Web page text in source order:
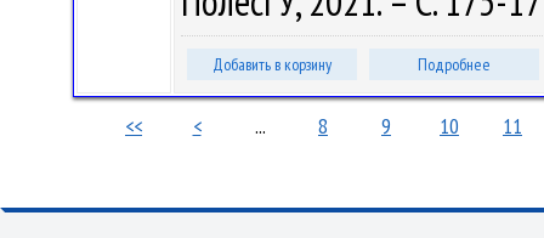
Добавить в корзину Подробнее
<< < ... 8 9 10 11